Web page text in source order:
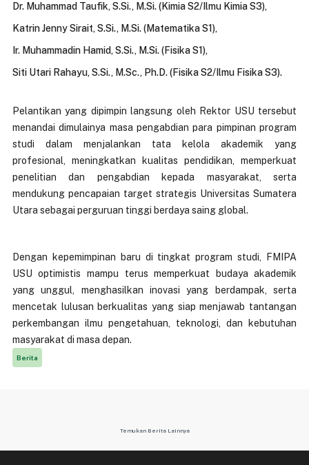
Dr. Muhammad Taufik, S.Si., M.Si. (Kimia S2/Ilmu Kimia S3),
Katrin Jenny Sirait, S.Si., M.Si. (Matematika S1),
Ir. Muhammadin Hamid, S.Si., M.Si. (Fisika S1),
Siti Utari Rahayu, S.Si., M.Sc., Ph.D. (Fisika S2/Ilmu Fisika S3).
Pelantikan yang dipimpin langsung oleh Rektor USU tersebut
menandai dimulainya masa pengabdian para pimpinan program
studi dalam menjalankan tata kelola akademik yang
profesional, meningkatkan kualitas pendidikan, memperkuat
penelitian dan pengabdian kepada masyarakat, serta
mendukung pencapaian target strategis Universitas Sumatera
Utara sebagai perguruan tinggi berdaya saing global.
Dengan kepemimpinan baru di tingkat program studi, FMIPA
USU optimistis mampu terus memperkuat budaya akademik
yang unggul, menghasilkan inovasi yang berdampak, serta
mencetak lulusan berkualitas yang siap menjawab tantangan
perkembangan ilmu pengetahuan, teknologi, dan kebutuhan
masyarakat di masa depan.
Berita
Temukan Berita Lainnya